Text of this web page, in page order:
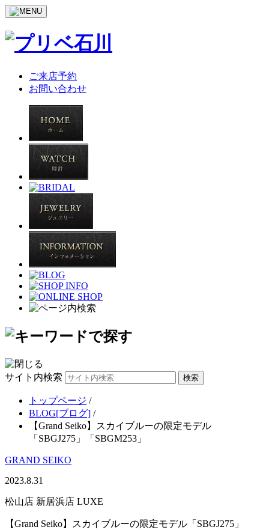
ご来店予約
お問い合わせ
サイト内検索
トップページ /
BLOG[ブログ] /
【Grand Seiko】スカイブルーの限定モデル
「SBGJ275」「SBGM253」
GRAND SEIKO
2023.8.31
松山店 新居浜店 LUXE
【Grand Seiko】スカイブルーの限定モデル「SBGJ275」